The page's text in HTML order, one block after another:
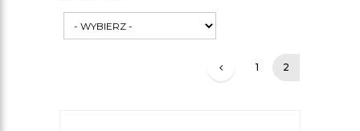
1 2